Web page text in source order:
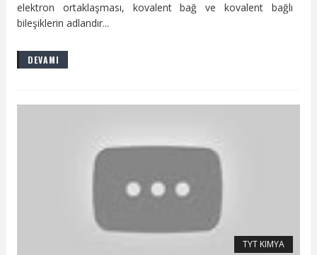
elektron ortaklaşması, kovalent bağ ve kovalent bağlı
bileşiklerin adlandır...
DEVAMI
TYT KIMYA